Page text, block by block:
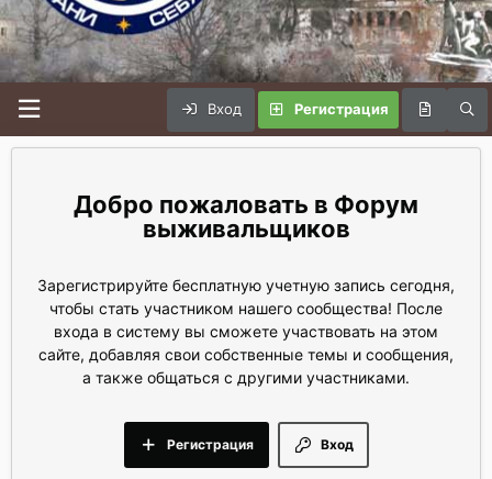
Вход Регистрация
Форум
выживальщиков
Зарегистрируйте бесплатную учетную запись сегодня,
чтобы стать участником нашего сообщества! После
входа в систему вы сможете участвовать на этом
сайте, добавляя свои собственные темы и сообщения,
а также общаться с другими участниками.
Вход
Регистрация